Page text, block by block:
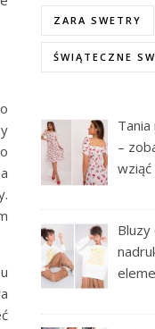
ZARA SWETRY
ŚWIĄTECZNE
Tania
–
wziąć
Bluzy